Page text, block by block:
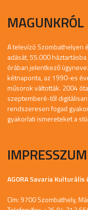
MAGUNKRÓL
A televízó Szombathelyen
adását, 55.000
órában jelentkező
kétnaponta, az 1990-es
műsorok váltották. 2004
szeptemberé-től
rendszeresen fogad
gyakorlati ismereteket a
IMPRESSZUM
AGORA Savaria
Cím: 9700 Szombathely,